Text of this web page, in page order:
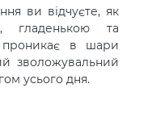
ви відчуєте, як
гладенькою та
в шари
зволожувальний
усього дня.